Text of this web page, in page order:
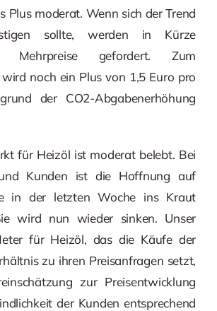
Plus moderat. Wenn sich der Trend
sollte, werden in Kürze
Mehrpreise gefordert. Zum
wird noch ein Plus von 1,5 Euro pro
der CO2-Abgabenerhöhung
für Heizöl ist moderat belebt. Bei
Kunden ist die Hoffnung auf
in der letzten Woche ins Kraut
wird nun wieder sinken. Unser
für Heizöl, das die Käufe der
zu ihren Preisanfragen setzt,
zur Preisentwicklung
der Kunden entsprechend